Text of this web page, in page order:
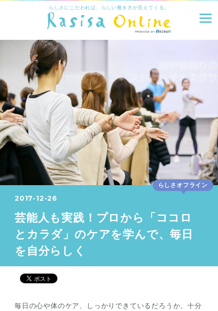
らしさにこだわれば、らしい働き方が見えてくる。
2017-12-26
芸能人も実践！プロから「ココロ
とカラダ」のケアを学んで、毎日
を自分らしく
らしさオフライン
毎日の心や体のケア、しっかりできているだろうか。十分